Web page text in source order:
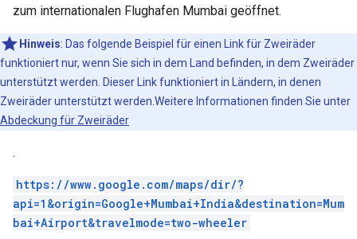
zum internationalen Flughafen Mumbai geöffnet.
Hinweis: Das folgende Beispiel für einen Link für Zweiräder
funktioniert nur, wenn Sie sich in dem Land befinden, in dem Zweiräder
unterstützt werden. Dieser Link funktioniert in Ländern, in denen
Zweiräder unterstützt werden.Weitere Informationen finden Sie unter
Abdeckung für Zweiräder
.
https://www.google.com/maps/dir/?
api=1&origin=Google+Mumbai+India&destination=Mum
bai+Airport&travelmode=two-wheeler